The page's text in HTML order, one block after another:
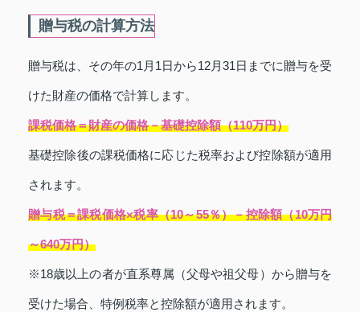
贈与税の計算方法
贈与税は、その年の1月1日から12月31日までに贈与を受
けた財産の価格で計算します。
課税価格＝財産の価格－基礎控除額（110万円）
基礎控除後の課税価格に応じた税率および控除額が適用
されます。
贈与税＝課税価格×税率（10～55％）－控除額（10万円
～640万円）
※18歳以上の者が直系尊属（父母や祖父母）から贈与を
受けた場合、特例税率と控除額が適用されます。